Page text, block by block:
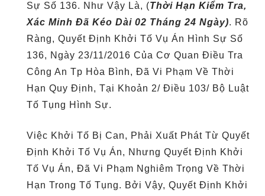
Sự Số 136. Như Vậy Là, (Thời Hạn Kiểm Tra,
Xác Minh Đã Kéo Dài 02 Tháng 24 Ngày). Rõ
Ràng, Quyết Định Khởi Tố Vụ Án Hình Sự Số
136, Ngày 23/11/2016 Của Cơ Quan Điều Tra
Công An Tp Hòa Bình, Đã Vi Phạm Về Thời
Hạn Quy Định, Tại Khoản 2/ Điều 103/ Bộ Luật
Tố Tụng Hình Sự.
Việc Khởi Tố Bị Can, Phải Xuất Phát Từ Quyết
Định Khởi Tố Vụ Án, Nhưng Quyết Định Khởi
Tố Vụ Án, Đã Vi Phạm Nghiêm Trọng Về Thời
Hạn Trong Tố Tụng. Bởi Vậy, Quyết Định Khởi